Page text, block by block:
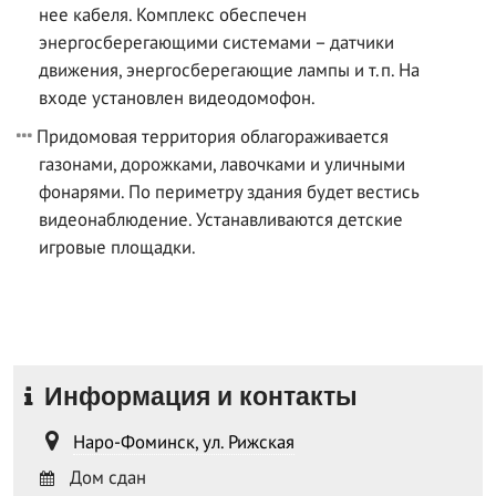
нее кабеля. Комплекс обеспечен
энергосберегающими системами – датчики
движения, энергосберегающие лампы и т.п. На
входе установлен видеодомофон.
Придомовая территория облагораживается
газонами, дорожками, лавочками и уличными
фонарями. По периметру здания будет вестись
видеонаблюдение. Устанавливаются детские
игровые площадки.
Информация и контакты
Наро-Фоминск, ул. Рижская
Дом сдан